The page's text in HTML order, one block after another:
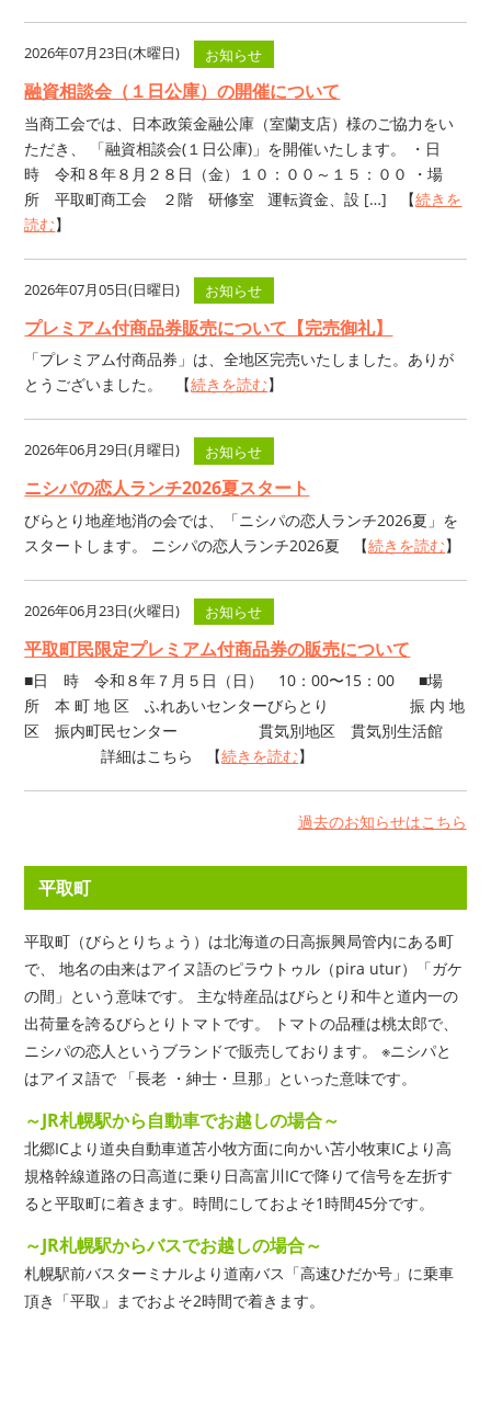
2026年07月23日(木曜日) お知らせ
融資相談会（１日公庫）の開催について
当商工会では、日本政策金融公庫（室蘭支店）様のご協力をい
ただき、 「融資相談会(１日公庫)」を開催いたします。 ・日
時 令和８年８月２８日（金）１０：００～１５：００ ・場
所 平取町商工会 ２階 研修室 運転資金、設 […] 【続きを
読む】
2026年07月05日(日曜日) お知らせ
プレミアム付商品券販売について【完売御礼】
「プレミアム付商品券」は、全地区完売いたしました。ありが
とうございました。 【続きを読む】
2026年06月29日(月曜日) お知らせ
ニシパの恋人ランチ2026夏スタート
びらとり地産地消の会では、「ニシパの恋人ランチ2026夏」を
スタートします。 ニシパの恋人ランチ2026夏 【続きを読む】
2026年06月23日(火曜日) お知らせ
平取町民限定プレミアム付商品券の販売について
■日 時 令和８年７月５日（日） 10：00〜15：00 ■場
所 本 町 地 区 ふれあいセンターびらとり 振 内 地
区 振内町民センター 貫気別地区 貫気別生活館
詳細はこちら 【続きを読む】
過去のお知らせはこちら
平取町
平取町（びらとりちょう）は北海道の日高振興局管内にある町
で、 地名の由来はアイヌ語のピラウトゥル（pira utur）「ガケ
の間」という意味です。 主な特産品はびらとり和牛と道内一の
出荷量を誇るびらとりトマトです。 トマトの品種は桃太郎で、
ニシパの恋人というブランドで販売しております。 ※ニシパと
はアイヌ語で 「長老 ・紳士・旦那」といった意味です。
～JR札幌駅から自動車でお越しの場合～
北郷ICより道央自動車道苫小牧方面に向かい苫小牧東ICより高
規格幹線道路の日高道に乗り日高富川ICで降りて信号を左折す
ると平取町に着きます。時間にしておよそ1時間45分です。
～JR札幌駅からバスでお越しの場合～
札幌駅前バスターミナルより道南バス「高速ひだか号」に乗車
頂き「平取」までおよそ2時間で着きます。